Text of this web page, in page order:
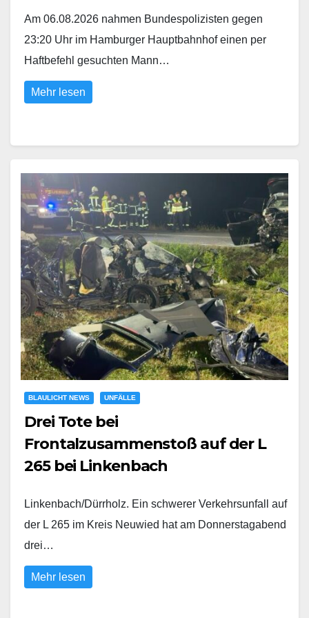
Am 06.08.2026 nahmen Bundespolizisten gegen
23:20 Uhr im Hamburger Hauptbahnhof einen per
Haftbefehl gesuchten Mann…
Mehr lesen
BLAULICHT NEWS UNFÄLLE
Drei Tote bei
Frontalzusammenstoß auf der L
265 bei Linkenbach
Linkenbach/Dürrholz. Ein schwerer Verkehrsunfall auf
der L 265 im Kreis Neuwied hat am Donnerstagabend
drei…
Mehr lesen